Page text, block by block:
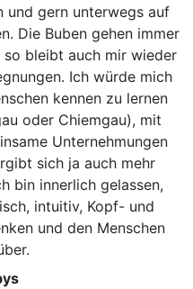
und gern unterwegs auf
Die Buben gehen immer
so bleibt auch mir wieder
Ich würde mich
kennen zu lernen
oder Chiemgau), mit
Unternehmungen
sich ja auch mehr
bin innerlich gelassen,
intuitiv, Kopf- und
und den Menschen